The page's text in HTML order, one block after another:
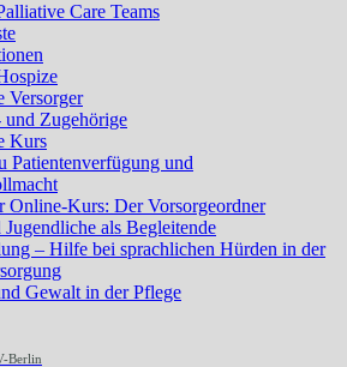
Care Teams
Versorger
Zugehörige
Kurs
Patientenverfügung und
Online-Kurs: Der Vorsorgeordner
als Begleitende
– Hilfe bei sprachlichen Hürden in der
Gewalt in der Pflege
Berlin